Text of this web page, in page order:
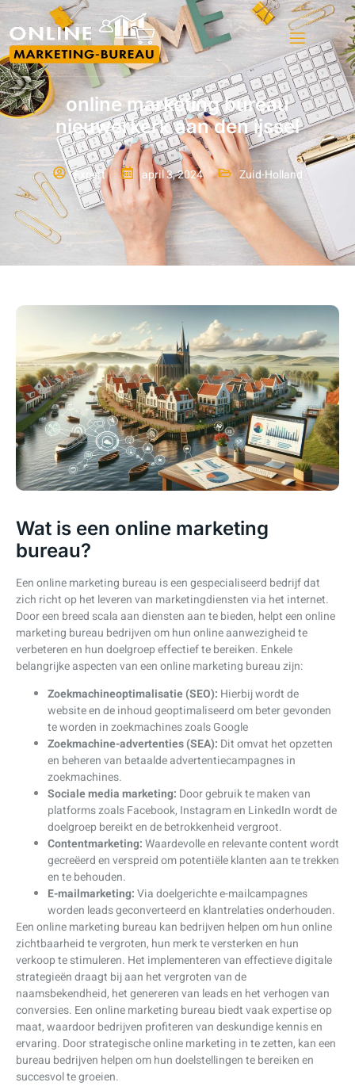
online marketing bureau
nieuwerkerk aan den ijssel
Expert april 3, 2024 Zuid-Holland
Wat is een online marketing
bureau?
Een online marketing bureau is een gespecialiseerd bedrijf dat
zich richt op het leveren van marketingdiensten via het internet.
Door een breed scala aan diensten aan te bieden, helpt een online
marketing bureau bedrijven om hun online aanwezigheid te
verbeteren en hun doelgroep effectief te bereiken. Enkele
belangrijke aspecten van een online marketing bureau zijn:
Zoekmachineoptimalisatie (SEO): Hierbij wordt de
website en de inhoud geoptimaliseerd om beter gevonden
te worden in zoekmachines zoals Google
Zoekmachine-advertenties (SEA): Dit omvat het opzetten
en beheren van betaalde advertentiecampagnes in
zoekmachines.
Sociale media marketing: Door gebruik te maken van
platforms zoals Facebook, Instagram en LinkedIn wordt de
doelgroep bereikt en de betrokkenheid vergroot.
Contentmarketing:Waardevolle en relevante content wordt
gecreëerd en verspreid om potentiële klanten aan te trekken
en te behouden.
E-mailmarketing:Via doelgerichte e-mailcampagnes
worden leads geconverteerd en klantrelaties onderhouden.
Een online marketing bureau kan bedrijven helpen om hun online
zichtbaarheid te vergroten, hun merk te versterken en hun
verkoop te stimuleren. Het implementeren van effectieve digitale
strategieën draagt bij aan het vergroten van de
naamsbekendheid, het genereren van leads en het verhogen van
conversies. Een online marketing bureau biedt vaak expertise op
maat, waardoor bedrijven profiteren van deskundige kennis en
ervaring. Door strategische online marketing in te zetten, kan een
bureau bedrijven helpen om hun doelstellingen te bereiken en
succesvol te groeien.